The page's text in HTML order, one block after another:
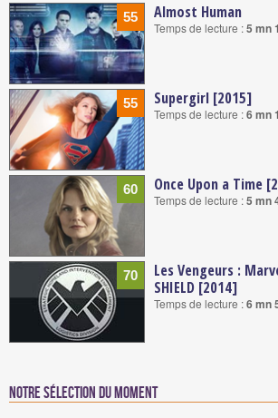
55 Almost Human
Temps de lecture :5 mn
55 Supergirl [2015]
Temps de lecture :6 mn
60 Once Upon a Time
Temps de lecture :5 mn
70
Les Vengeurs :
SHIELD [2014]
Temps de lecture :6 mn
Notre sélection du moment